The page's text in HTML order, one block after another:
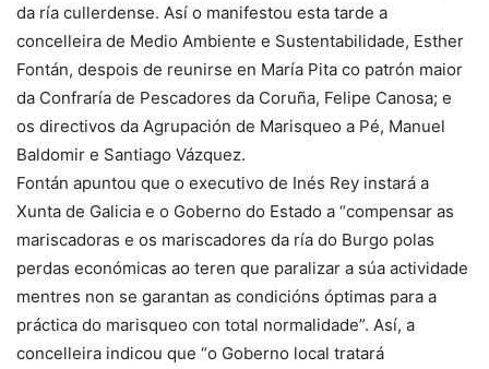
da ría cullerdense. Así o manifestou esta tarde a
concelleira de Medio Ambiente e Sustentabilidade, Esther
Fontán, despois de reunirse en María Pita co patrón maior
da Confraría de Pescadores da Coruña, Felipe Canosa; e
os directivos da Agrupación de Marisqueo a Pé, Manuel
Baldomir e Santiago Vázquez.
Fontán apuntou que o executivo de Inés Rey instará a
Xunta de Galicia e o Goberno do Estado a “compensar as
mariscadoras e os mariscadores da ría do Burgo polas
perdas económicas ao teren que paralizar a súa actividade
mentres non se garantan as condicións óptimas para a
práctica do marisqueo con total normalidade”. Así, a
concelleira indicou que “o Goberno local tratará